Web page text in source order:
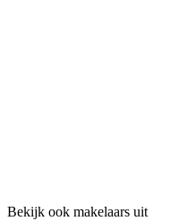
Bekijk ook makelaars uit